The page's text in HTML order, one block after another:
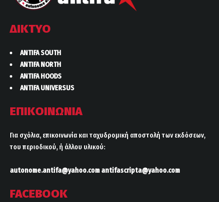
ΔΙΚΤΥΟ
ANTIFA SOUTH
ANTIFA NORTH
ANTIFA HOODS
ANTIFA UNIVERSUS
ΕΠΙΚΟΙΝΩΝΙΑ
Για σχόλια, επικοινωνία και ταχυδρομική αποστολή των εκδόσεων,
του περιοδικού, ή άλλου υλικού:
autonome.antifa@yahoo.com antifascripta@yahoo.com
FACEBOOK